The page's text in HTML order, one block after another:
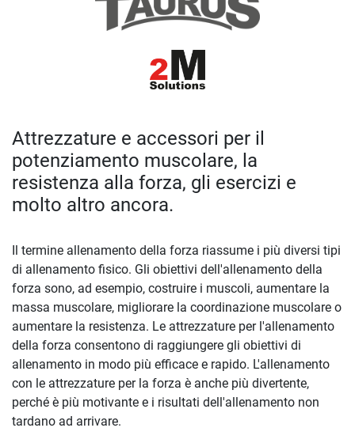
Attrezzature e accessori per il
potenziamento muscolare, la
resistenza alla forza, gli esercizi e
molto altro ancora.
Il termine allenamento della forza riassume i più diversi tipi
di allenamento fisico. Gli obiettivi dell'allenamento della
forza sono, ad esempio, costruire i muscoli, aumentare la
massa muscolare, migliorare la coordinazione muscolare o
aumentare la resistenza. Le attrezzature per l'allenamento
della forza consentono di raggiungere gli obiettivi di
allenamento in modo più efficace e rapido. L'allenamento
con le attrezzature per la forza è anche più divertente,
perché è più motivante e i risultati dell'allenamento non
tardano ad arrivare.